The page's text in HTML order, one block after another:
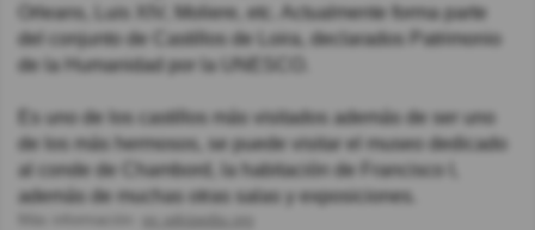
Orleans, Luis XIV, Moliere, etc. Actualmente forma parte
del conjunto de Castillos de Loira, declarados Patrimonio
de la Humanidad por la UNESCO.
Es uno de los castillos más visitados además de ser uno
de los más hermosos, se puede visitar el museo dedicado
al conde de Chambord, la habitación de Francisco I,
además de muchas otras salas y exposiciones.